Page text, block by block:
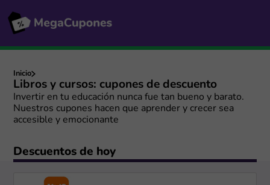
Inicio
Libros y cursos: cupones de descuento
Invertir en tu educación nunca fue tan bueno y barato.
Nuestros cupones hacen que aprender y crecer sea
accesible y emocionante
Descuentos de hoy